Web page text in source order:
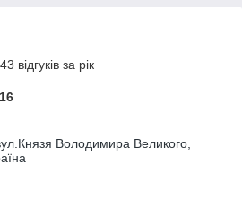
відгуків за рік
Володимира Великого,